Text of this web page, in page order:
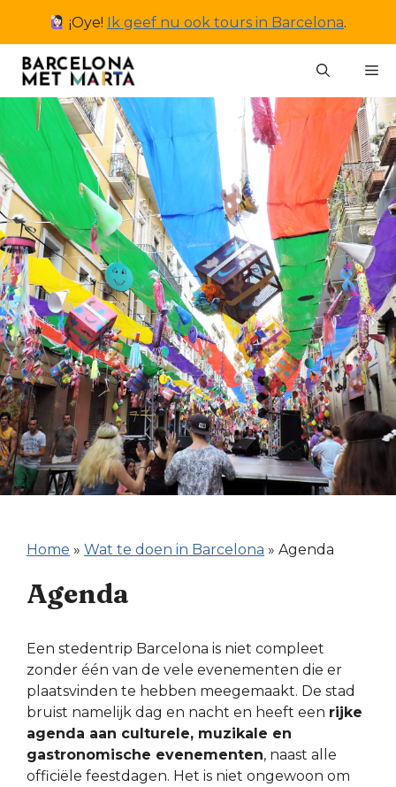
inhoud
¡Oye! Ik geef nu ook tours in Barcelona.
Home » Wat te doen in Barcelona » Agenda
Agenda
Een stedentrip Barcelona is niet compleet
zonder één van de vele evenementen die er
plaatsvinden te hebben meegemaakt. De stad
bruist namelijk dag en nacht en heeft een rijke
agenda aan culturele, muzikale en
gastronomische evenementen, naast alle
officiële feestdagen. Het is niet ongewoon om